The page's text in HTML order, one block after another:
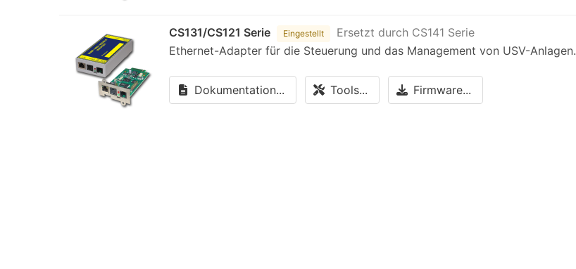
CS131/CS121 Serie Eingestellt
Ersetzt durch CS141 Serie
Ethernet-Adapter für die Steuerung und das Management von USV-Anlagen.
Dokumentation... Tools... Firmware...